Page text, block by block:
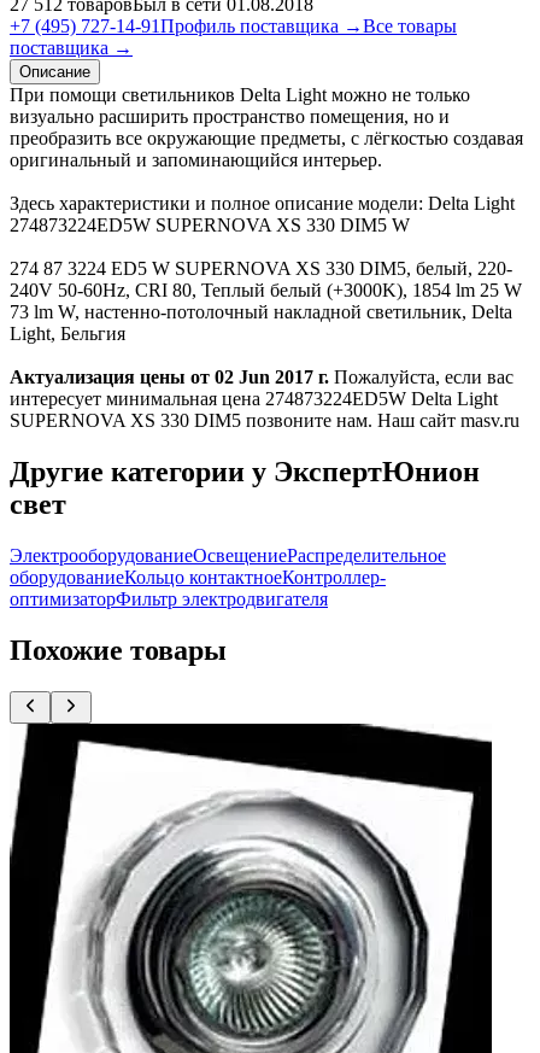
27 512 товаровБыл в сети 01.08.2018
+7 (495) 727-14-91Профиль поставщика →Все товары
поставщика →
Описание
При помощи светильников Delta Light можно не только
визуально расширить пространство помещения, но и
преобразить все окружающие предметы, с лёгкостью создавая
оригинальный и запоминающийся интерьер.
Здесь характеристики и полное описание модели: Delta Light
274873224ED5W SUPERNOVA XS 330 DIM5 W
274 87 3224 ED5 W SUPERNOVA XS 330 DIM5, белый, 220-
240V 50-60Hz, CRI 80, Теплый белый (+3000K), 1854 lm 25 W
73 lm W, настенно-потолочный накладной светильник, Delta
Light, Бельгия
Актуализация цены от 02 Jun 2017 г. Пожалуйста, если вас
интересует минимальная цена 274873224ED5W Delta Light
SUPERNOVA XS 330 DIM5 позвоните нам. Наш сайт masv.ru
Другие категории у ЭкспертЮнион
свет
ЭлектрооборудованиеОсвещениеРаспределительное
оборудованиеКольцо контактноеКонтроллер-
оптимизаторФильтр электродвигателя
Похожие товары